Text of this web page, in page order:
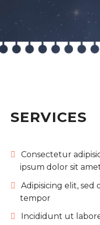
SERVICES
Consectetur
ipsum dolor sit
Adipisicing elit, sed
tempor
Incididunt ut